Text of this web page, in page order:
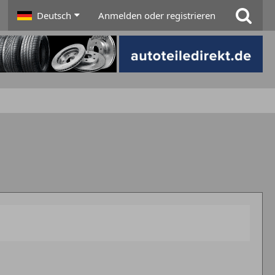
Deutsch Anmelden oder registrieren